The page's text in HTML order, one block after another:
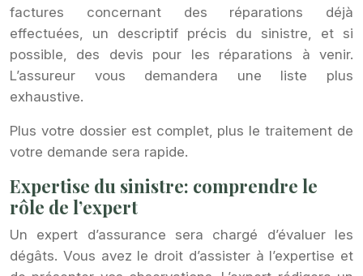
factures concernant des réparations déjà
effectuées, un descriptif précis du sinistre, et si
possible, des devis pour les réparations à venir.
L’assureur vous demandera une liste plus
exhaustive.
Plus votre dossier est complet, plus le traitement de
votre demande sera rapide.
Expertise du sinistre: comprendre le
rôle de l’expert
Un expert d’assurance sera chargé d’évaluer les
dégâts. Vous avez le droit d’assister à l’expertise et